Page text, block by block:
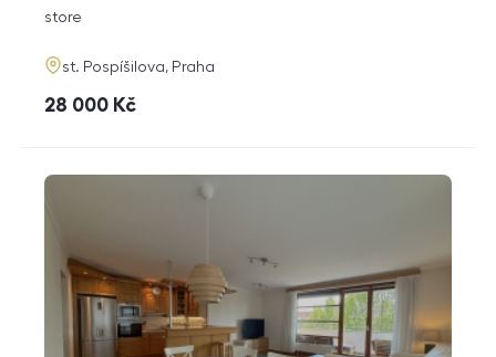
funkce
store
adresa
st. Pospíšilova, Praha
cena
28 000 Kč